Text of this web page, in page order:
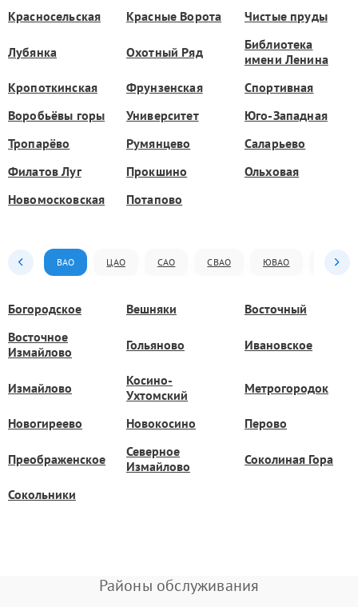
Красносельская Красные Ворота Чистые пруды
Лубянка Охотный Ряд
Библиотека
имени Ленина
Кропоткинская
Фрунзенская
Спортивная
Воробьёвы горы
Университет
Юго-Западная
Тропарёво
Румянцево
Саларьево
Филатов Луг
Прокшино
Ольховая
Новомосковская
Потапово
ВАО ЦАО САО СВАО ЮВАО ЮАО
Богородское Вешняки
Восточный
Восточное
Измайлово
Гольяново Ивановское
Измайлово
Косино-
Ухтомский
Метрогородок
Новогиреево Новокосино Перово
Преображенское
Северное
Измайлово
Соколиная Гора
Сокольники
Районы обслуживания